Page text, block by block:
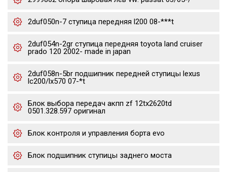
2duf050n-7 ступица передняя l200 08-***t
2duf054n-2gr ступица передняя toyota land cruiser
prado 120 2002- made in japan
2duf058n-5br подшипник передней ступицы lexus
lc200/lx570 07-*t
Блок выбора передач акпп zf 12tx2620td
0501.328.597 оригинал
Блок контроля и управления борта evo
Блок подшипник ступицы заднего моста